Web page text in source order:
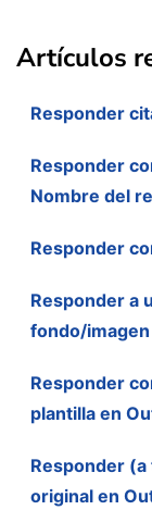
Artículos
Responder
Responder
Nombre del
Responder
Responder a
fondo/
Responder
plantilla en
Responder
original en